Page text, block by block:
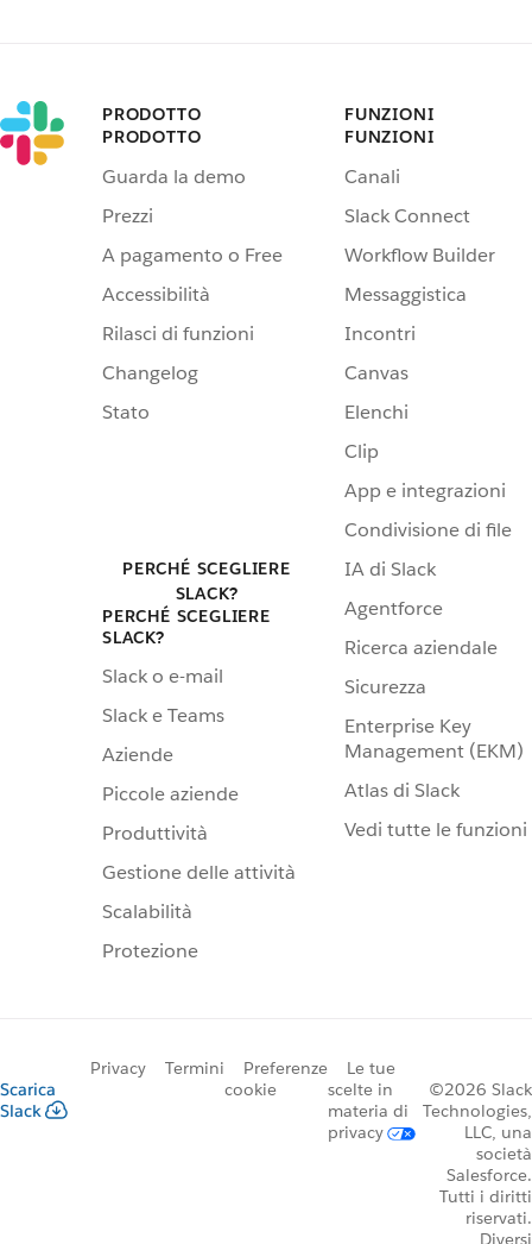
PRODOTTO
PRODOTTO
Guarda la demo
Prezzi
A pagamento o Free
Accessibilità
Rilasci di funzioni
Changelog
Stato
PERCHÉ SCEGLIERE
SLACK?
PERCHÉ SCEGLIERE
SLACK?
Slack o e-mail
Slack e Teams
Aziende
Piccole aziende
Produttività
Gestione delle attività
Scalabilità
Protezione
FUNZIONI
FUNZIONI
Canali
Slack Connect
Workflow Builder
Messaggistica
Incontri
Canvas
Elenchi
Clip
App e integrazioni
Condivisione di file
IA di Slack
Agentforce
Ricerca aziendale
Sicurezza
Enterprise Key
Management (EKM)
Atlas di Slack
Vedi tutte le funzioni
Scarica
Slack
Privacy Termini
Preferenze
cookie
Le tue
scelte in
materia di
privacy
©2026 Slack
Technologies,
LLC, una
società
Salesforce.
Tutti i diritti
riservati.
Diversi